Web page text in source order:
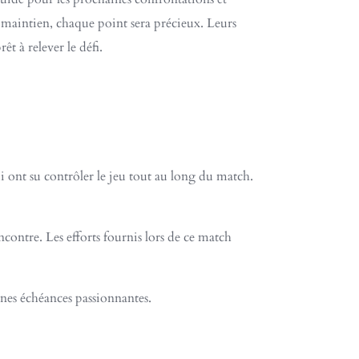
chaque point sera précieux. Leurs
à relever le défi.
ont su contrôler le jeu tout au long du match.
Les efforts fournis lors de ce match
échéances passionnantes.